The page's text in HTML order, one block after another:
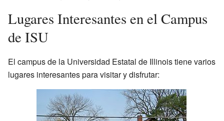
Lugares Interesantes en el Campus
de ISU
El campus de la Universidad Estatal de Illinois tiene varios
lugares interesantes para visitar y disfrutar: